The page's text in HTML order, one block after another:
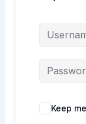
Keep